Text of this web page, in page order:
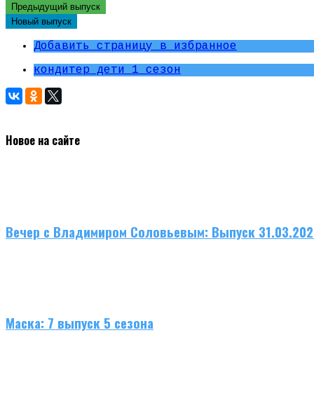
Предыдущий выпуск
Новый выпуск
Добавить страницу в избранное
кондитер дети 1 сезон
Новое на сайте
Вечер с Владимиром Соловьевым: Выпуск
Маска: 7 выпуск 5 сезона